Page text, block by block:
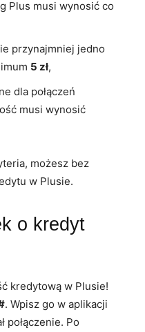
Plus musi wynosić co
przynajmniej jedno
5 zł,
dla połączeń
musi wynosić
możesz bez
w Plusie.
o kredyt
kredytową w Plusie!
. Wpisz go w aplikacji
połączenie. Po